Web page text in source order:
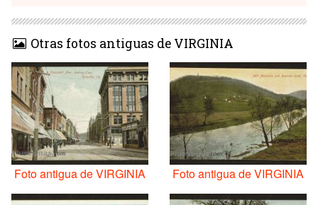
Otras fotos antiguas de VIRGINIA
Foto antigua de VIRGINIA Foto antigua de VIRGINIA